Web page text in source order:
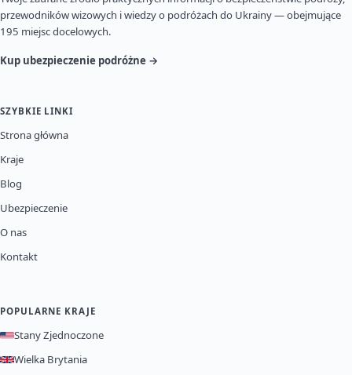
przewodników wizowych i wiedzy o podróżach do Ukrainy — obejmujące
195 miejsc docelowych.
Kup ubezpieczenie podróżne →
SZYBKIE LINKI
Strona główna
Kraje
Blog
Ubezpieczenie
O nas
Kontakt
POPULARNE KRAJE
Stany Zjednoczone
Wielka Brytania